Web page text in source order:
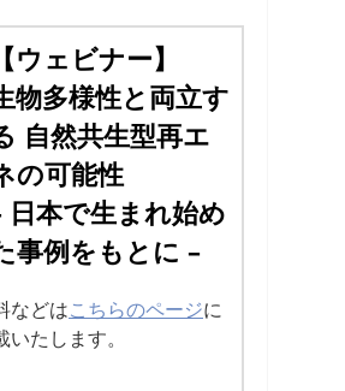
【ウェビナー】
物多様性と両立す
自然共生型再エ
の可能性
日本で生まれ始め
事例をもとに –
などはこちらのページに
いたします。